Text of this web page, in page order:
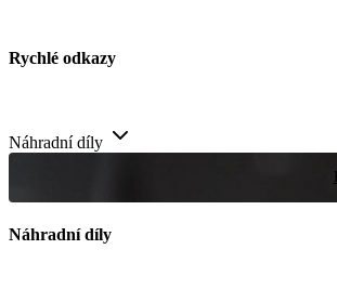
Rychlé odkazy
Náhradní díly
Náhradní díly